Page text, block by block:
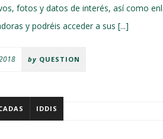
fotos y datos de interés, así como
y podréis acceder a sus [...]
by QUESTION
IDDIS